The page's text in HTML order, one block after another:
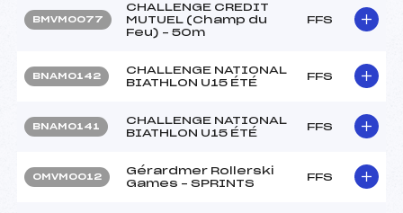
BMVM0077
CHALLENGE CREDIT
MUTUEL (Champ du
Feu) – 50m
FFS
BNAM0142
CHALLENGE NATIONAL
BIATHLON U15 ÉTÉ
FFS
BNAM0141
CHALLENGE NATIONAL
BIATHLON U15 ÉTÉ
FFS
OMVM0012
Gérardmer Rollerski
Games – SPRINTS
FFS